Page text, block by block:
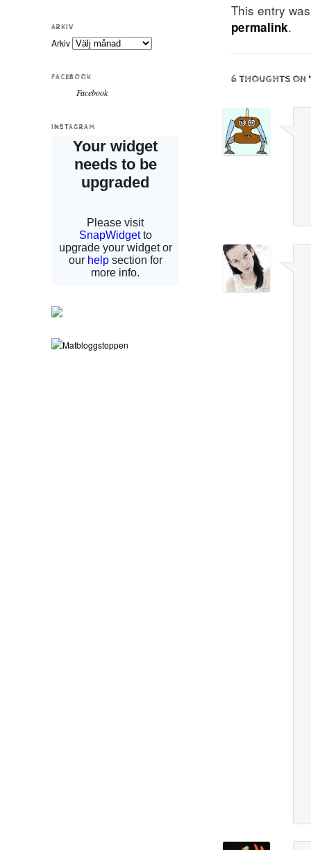
This entry
permalink.
6 THOUGHTS ON
ARKIV
Arkiv
FACEBOOK
Facebook
INSTAGRAM